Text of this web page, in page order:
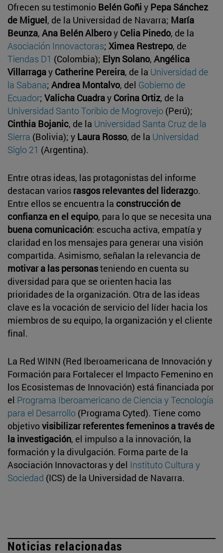
Ofrecen su testimonio Belén Goñi y Pepa Sánchez
de Miguel, de la Universidad de Navarra; María
Beunza, Ana Belén Alberoy Celia Pinedo, de la
Asociación Innovactoras; Ximea Restrepo, de
Tiendas D1 (Colombia); Elyn Solano, Angélica
Villarragay Catherine Pereira, de la Universidad de
la Sabana; Andrea Montalvo, del Gobierno de
Ecuador; Valicha Cuadray Corina Ortiz, de la
Universidad Santo Toribio de Mogrovejo (Perú);
Cinthia Bojanic, de la Universidad Santa Cruz de la
Sierra (Bolivia); y Laura Rosso, de la Universidad
Siglo 21 (Argentina).
Entre otras ideas, las protagonistas del informe
destacan varios rasgos relevantes del liderazgo.
Entre ellos se encuentra la construcción de
confianza en el equipo, para lo que se necesita una
buena comunicación: escucha activa, empatía y
claridad en los mensajes para generar una visión
compartida. Asimismo, señalan la relevancia de
motivar a las personasteniendo en cuenta su
diversidad para que se orienten hacia las
prioridades de la organización. Otra de las ideas
clave es la vocación de servicio del líder hacia los
miembros de su equipo, la organización y el cliente
final.
La Red WINN (Red Iberoamericana de Innovación y
Formación para Fortalecer el Impacto Femenino en
los Ecosistemas de Innovación) está financiada por
el Programa Iberoamericano de Ciencia y Tecnología
para el Desarrollo (Programa Cyted). Tiene como
objetivovisibilizar referentes femeninos a través de
la investigación, el impulso a la innovación, la
formación y la divulgación. Forma parte de la
Asociación Innovactoras y del Instituto Cultura y
Sociedad (ICS) de la Universidad de Navarra.
Noticias relacionadas